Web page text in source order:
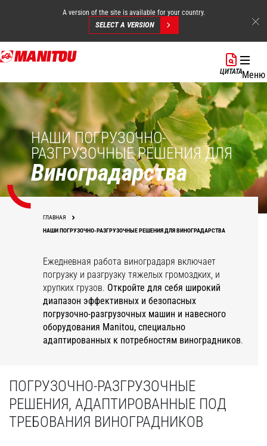
Перейти
к
содержанию
A version of the site is available for your country.
SELECT A VERSION
ЦИТАТАМеню
НАШИ ПОГРУЗОЧНО-
РАЗГРУЗОЧНЫЕ РЕШЕНИЯ ДЛЯ
Виноградарства
ГЛАВНАЯ
НАШИ ПОГРУЗОЧНО-РАЗГРУЗОЧНЫЕ РЕШЕНИЯ ДЛЯ ВИНОГРАДАРСТВА
Ежедневная работа виноградаря включает
погрузку и разгрузку тяжелых громоздких, и
хрупких грузов. Откройте для себя широкий
диапазон эффективных и безопасных
погрузочно-разгрузочных машин и навесного
оборудования Manitou, специально
адаптированных к потребностям виноградников.
ПОГРУЗОЧНО-РАЗГРУЗОЧНЫЕ
РЕШЕНИЯ, АДАПТИРОВАННЫЕ ПОД
ТРЕБОВАНИЯ ВИНОГРАДНИКОВ